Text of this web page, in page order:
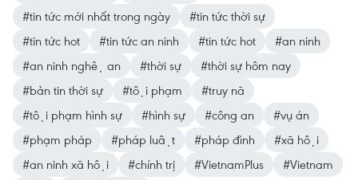
#tin tức mới nhất trong ngày
#tin tức thời sự
#tin tức hot
#tin tức an ninh #tin tức hot
#an ninh
#an ninh nghệ an
#thời sự
#thời sự hôm nay
#bản tin thời sự
#tội phạm
#truy nã
#tội phạm hình sự
#hình sự #công an
#vụ án
#phạm pháp
#pháp luật #pháp đình
#xã hội
#an ninh xã hội
#chính trị #VietnamPlus
#Vietnam